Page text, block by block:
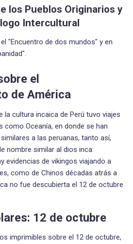
los Pueblos Originarios y
Intercultural
"Encuentro de dos mundos" y en
el
de América
la cultura incaica de Perú tuvo viajes
como Oceanía, en donde se han
a las peruanas, tanto así,
nombre similar al dios inca:
evidencias de vikingos viajando a
como de Chinos décadas atrás a
no fue descubierta el 12 de octubre
12 de octubre
imprimibles sobre el 12 de octubre,